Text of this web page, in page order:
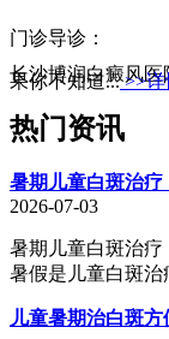
门诊导诊：
长沙博润白癜风
果你不知道...>>详
热门资讯
暑期儿童白斑治
2026-07-03
暑期儿童白斑治疗
暑假是儿童白斑治
儿童暑期治白斑